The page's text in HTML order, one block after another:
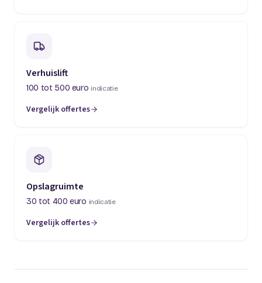
Verhuislift
100 tot 500 euro indicatie
Vergelijk offertes
(opent in een nieuw tabblad)
Opslagruimte
30 tot 400 euro indicatie
Vergelijk offertes
(opent in een nieuw tabblad)